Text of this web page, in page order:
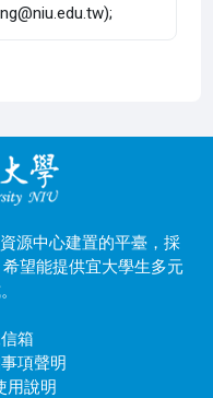
源中心建置的平臺，採
望能提供宜大學生多元
箱
項聲明
用說明